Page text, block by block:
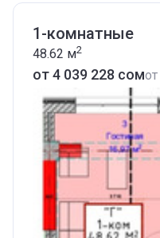
1-комнатные
48.62 м2
от ‍4 039 228 сомот